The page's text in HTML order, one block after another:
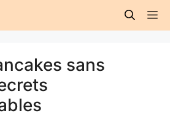
sans